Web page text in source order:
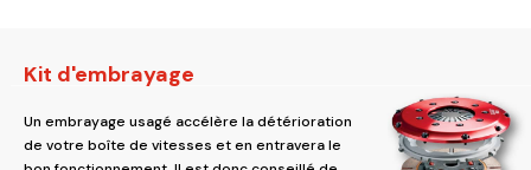
Kit d'embrayage
Un embrayage usagé accélère la détérioration
de votre boîte de vitesses et en entravera le